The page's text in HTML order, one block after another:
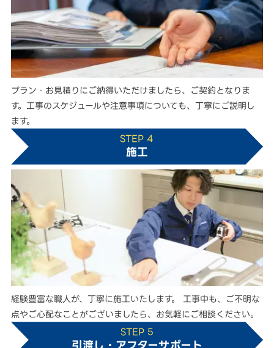
プラン・お見積りにご納得いただけましたら、ご契約となりま
す。工事のスケジュールや注意事項についても、丁寧にご説明し
ます。
STEP 4
施工
経験豊富な職人が、丁寧に施工いたします。 工事中も、ご不明な
点やご心配なことがございましたら、お気軽にご相談ください。
STEP 5
引渡し・アフターサポート